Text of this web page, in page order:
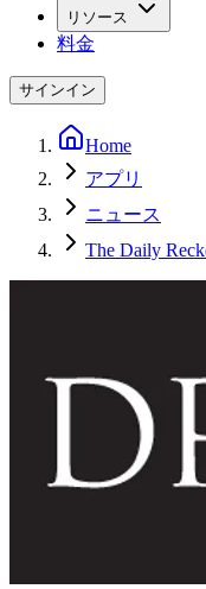
リソース
料金
サインイン
Home
アプリ
ニュース
The Daily